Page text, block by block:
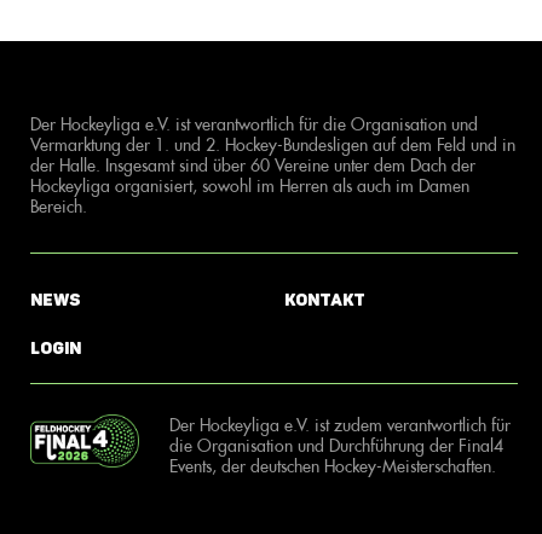
Der Hockeyliga e.V. ist verantwortlich für die Organisation und
Vermarktung der 1. und 2. Hockey-Bundesligen auf dem Feld und in
der Halle. Insgesamt sind über 60 Vereine unter dem Dach der
Hockeyliga organisiert, sowohl im Herren als auch im Damen
Bereich.
News
Login
Kontakt
Der Hockeyliga e.V. ist zudem verantwortlich für
die Organisation und Durchführung der Final4
Events, der deutschen Hockey-Meisterschaften.